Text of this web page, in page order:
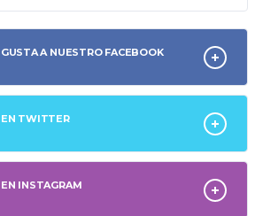
A NUESTRO FACEBOOK
EN TWITTER
INSTAGRAM